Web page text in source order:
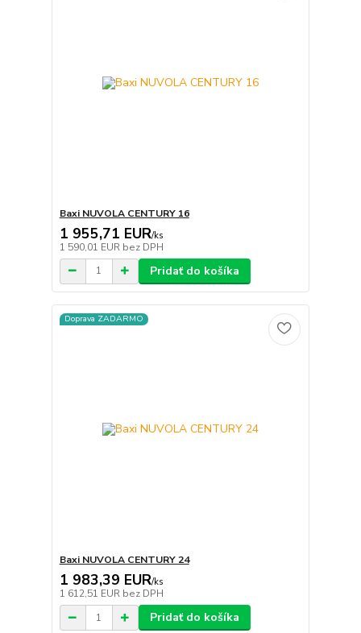
Baxi NUVOLA CENTURY 16
1 955,71 EUR/ks
1 590,01 EUR bez DPH
Pridať do košíka
Doprava ZADARMO
Baxi NUVOLA CENTURY 24
1 983,39 EUR/ks
1 612,51 EUR bez DPH
Pridať do košíka